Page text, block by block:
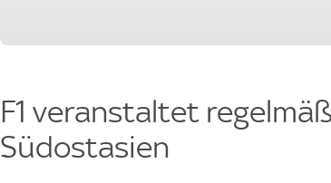
F1 veranstaltet
Südostasien